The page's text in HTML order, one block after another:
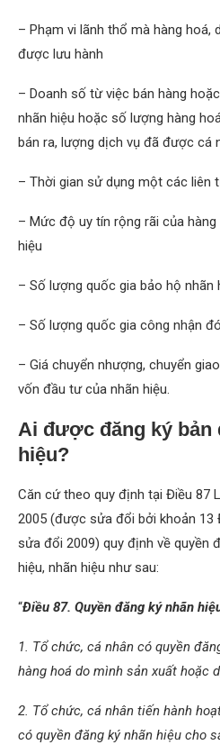
– Phạm vi lãnh thổ mà hàng hoá,
được lưu hành
– Doanh số từ việc bán hàng
nhãn hiệu hoặc số lượng hàng
bán ra, lượng dịch vụ đã được cá
– Thời gian sử dụng một các liên
– Mức độ uy tín rộng rãi của
hiệu
– Số lượng quốc gia bảo hộ nhãn
– Số lượng quốc gia công nhận
– Giá chuyển nhượng, chuyển
vốn đầu tư của nhãn hiệu.
Ai được đăng ký bản
hiệu?
Căn cứ theo quy định tại Điều 87
2005 (được sửa đổi bởi khoản 13
sửa đổi 2009) quy định về quyền
hiệu, nhãn hiệu như sau:
“Điều 87. Quyền đăng ký nhãn
1. Tổ chức, cá nhân có quyền
hàng hoá do mình sản xuất hoặc
2. Tổ chức, cá nhân tiến hành
có quyền đăng ký nhãn hiệu cho